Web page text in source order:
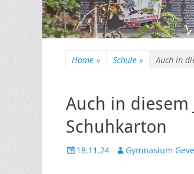
Home » Schule » Auch in
Auch in
Schuhkarton
Veröffentlicht
18.11.24 AutorGymnasium